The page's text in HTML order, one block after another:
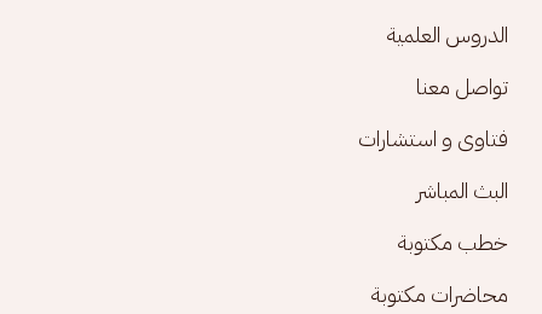
الدروس العلمية
تواصل معنا
فتاوى و استشارات
البث المباشر
خطب مكتوبة
محاضرات مكتوبة